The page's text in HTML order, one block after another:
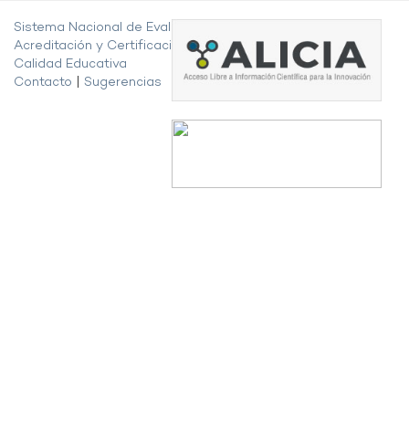
Sistema Nacional de Evaluación,
Acreditación y Certificación de la
Calidad Educativa
Contacto
Sugerencias